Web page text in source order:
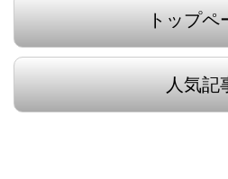
トップペ
人気記